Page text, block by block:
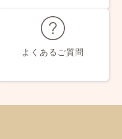
よくあるご質問